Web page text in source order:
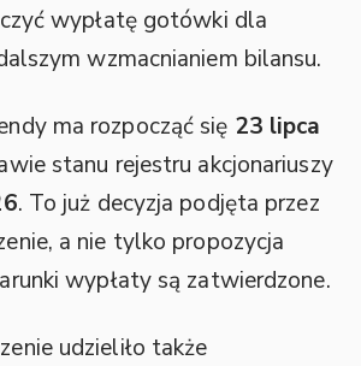
wypłatę gotówki dla
wzmacnianiem bilansu.
ma rozpocząć się 23 lipca
stanu rejestru akcjonariuszy
. To już decyzja podjęta przez
a nie tylko propozycja
wypłaty są zatwierdzone.
udzieliło także